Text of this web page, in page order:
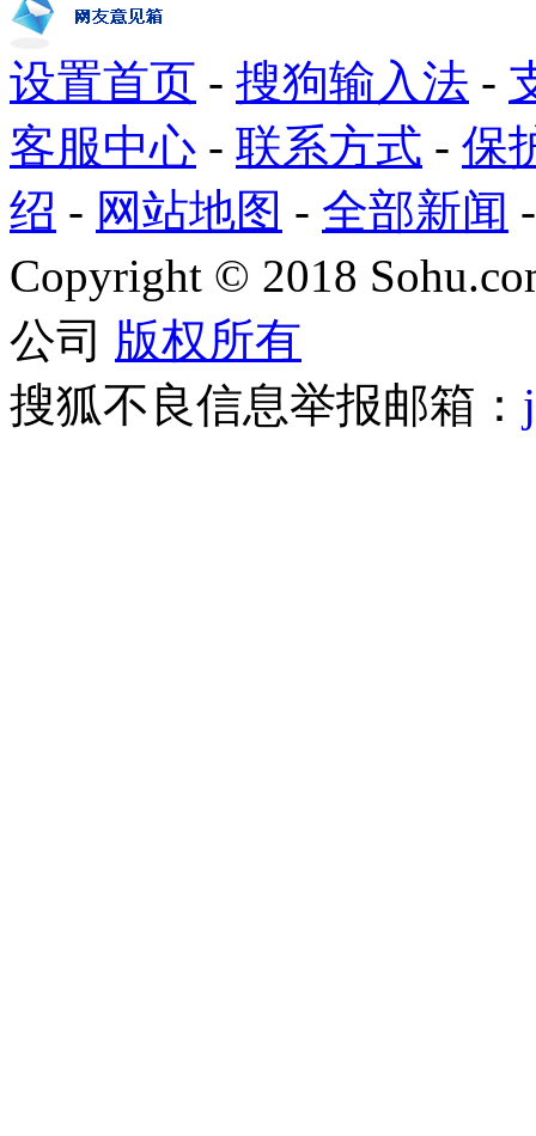
设置首页 - 搜狗输入法 -
客服中心 - 联系方式 - 保
绍 - 网站地图 - 全部新闻
Copyright © 2018
公司 版权所有
搜狐不良信息举报邮箱：